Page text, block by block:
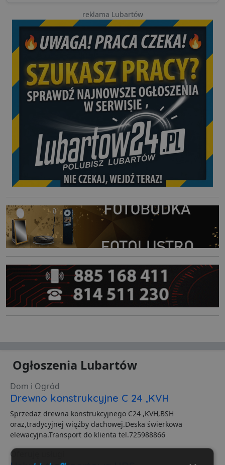
reklama Lubartów
Ogłoszenia Lubartów
Dom i Ogród
Drewno konstrukcyjne C 24 ,KVH
Sprzedaż drewna konstrukcyjnego C24 ,KVH,BSH
oraz,tradycyjnej więźby dachowej.Deska świerkowa
elewacyjna.Transport do klienta tel.725988866
Oferuję usługi